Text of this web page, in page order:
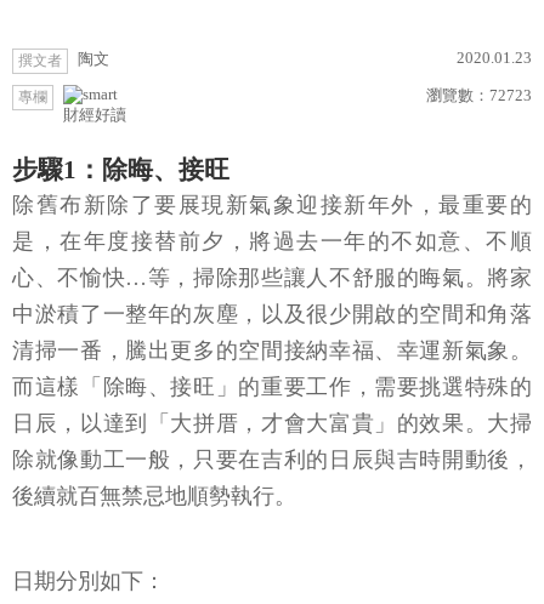
撰文者 陶文 2020.01.23
專欄
財經好讀
瀏覽數： 72723
步驟1：除晦、接旺
除舊布新除了要展現新氣象迎接新年外，最重要的
是，在年度接替前夕，將過去一年的不如意、不順
心、不愉快…等，掃除那些讓人不舒服的晦氣。將家
中淤積了一整年的灰塵，以及很少開啟的空間和角落
清掃一番，騰出更多的空間接納幸福、幸運新氣象。
而這樣「除晦、接旺」的重要工作，需要挑選特殊的
日辰，以達到「大拼厝，才會大富貴」的效果。大掃
除就像動工一般，只要在吉利的日辰與吉時開動後，
後續就百無禁忌地順勢執行。
日期分別如下：